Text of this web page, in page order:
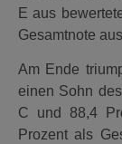
E aus
Gesamtnote
Am Ende
einen Sohn
C und 88,4
Prozent als